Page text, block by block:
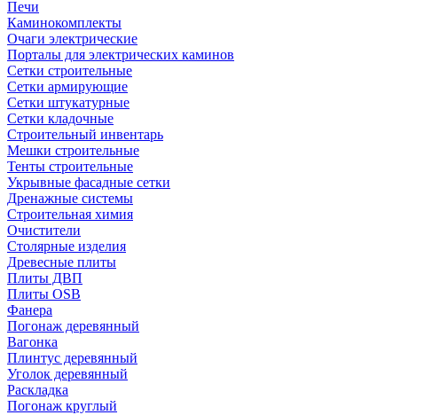
Печи
Каминокомплекты
Очаги электрические
Порталы для электрических каминов
Сетки строительные
Сетки армирующие
Сетки штукатурные
Сетки кладочные
Строительный инвентарь
Мешки строительные
Тенты строительные
Укрывные фасадные сетки
Дренажные системы
Строительная химия
Очистители
Столярные изделия
Древесные плиты
Плиты ДВП
Плиты OSB
Фанера
Погонаж деревянный
Вагонка
Плинтус деревянный
Уголок деревянный
Раскладка
Погонаж круглый